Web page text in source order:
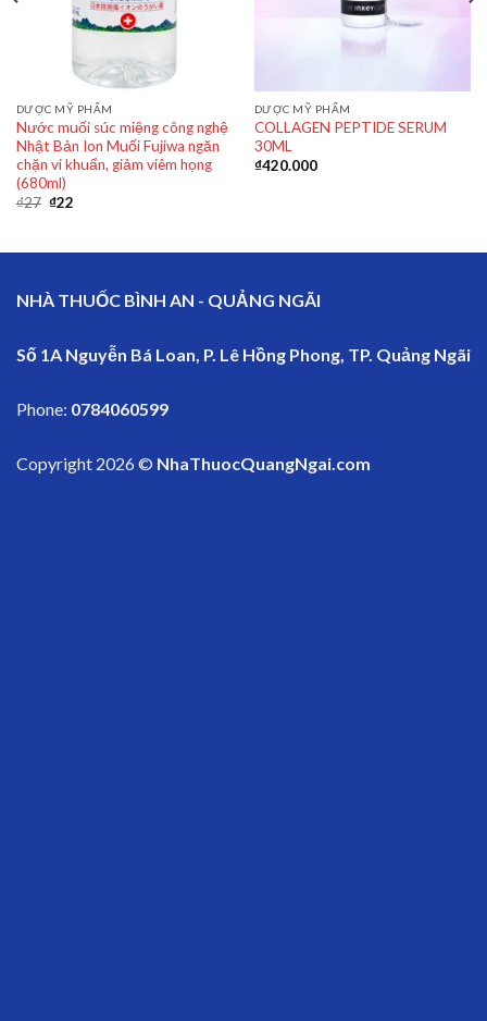
DƯỢC MỸ PHẨM
Nước muối súc miệng công nghệ
Nhật Bản Ion Muối Fujiwa ngăn
chặn vi khuẩn, giảm viêm họng
(680ml)
₫27 ₫22
DƯỢC MỸ PHẨM
COLLAGEN PEPTIDE SERUM
30ML
₫420.000
NHÀ THUỐC BÌNH AN - QUẢNG NGÃI
Số 1A Nguyễn Bá Loan, P. Lê Hồng Phong, TP. Quảng Ngãi
Phone: 0784060599
Copyright 2026 © NhaThuocQuangNgai.com